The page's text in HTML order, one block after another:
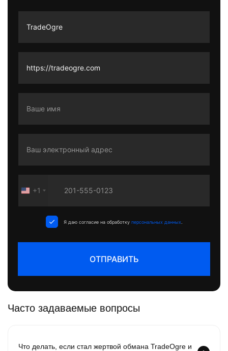
United
+1
Я даю согласие на обработку персональных данных
ОТПРАВИТЬ
Часто задаваемые вопросы
Что делать, если стал жертвой обмана TradeOgre и